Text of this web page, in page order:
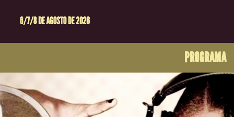
6/7/8 DE AGOSTO DE 2026
PROGRAMA